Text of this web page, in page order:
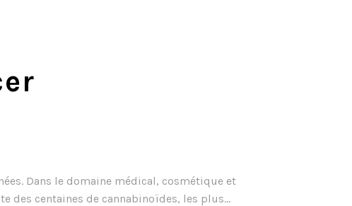
Dans le domaine médical, cosmétique et
des centaines de cannabinoïdes, les plus...